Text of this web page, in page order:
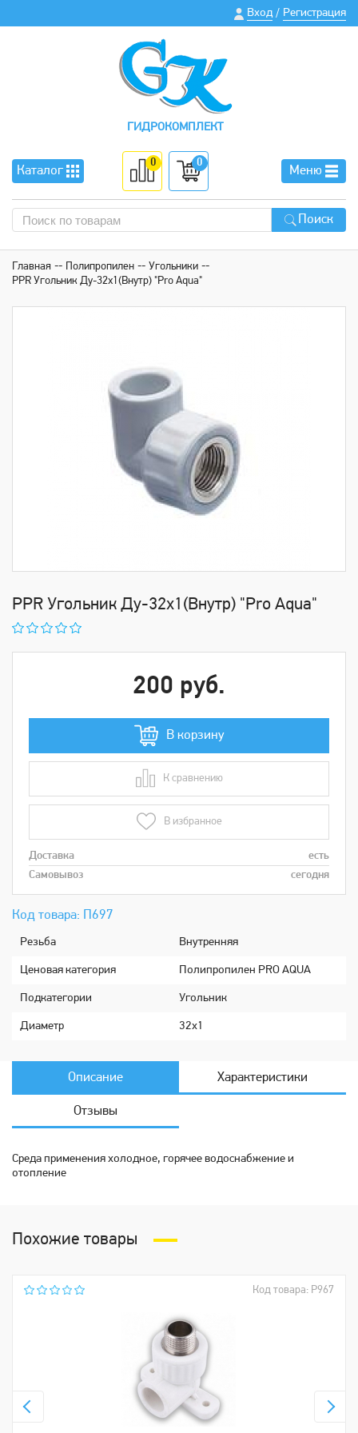
Вход / Регистрация
ГИДРОКОМПЛЕКТ
Каталог
0 0
Меню
Поиск
Главная Полипропилен
Угольники
PPR Угольник Ду-32х1(Внутр) "Pro Aqua"
PPR Угольник Ду-32х1(Внутр) "Pro Aqua"
Код товара: П697
Рeзьба Внутренняя
Ценовая категория Полипропилен PRO AQUA
Подкатeгории Угольник
Диaметр 32х1
200 руб.
В корзину
К сравнению
В сравнении
В избранное
Доставка
есть
Самовывоз
сегодня
Описание Характеристики
Отзывы
Среда применения холодное, горячее водоснабжение и
отопление
Похожие товары
Код товара: Р967